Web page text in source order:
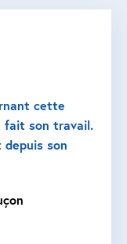
cette
fait son travail.
son